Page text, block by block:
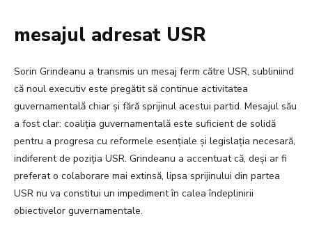
mesajul adresat USR
Sorin Grindeanu a transmis un mesaj ferm către USR, subliniind
că noul executiv este pregătit să continue activitatea
guvernamentală chiar și fără sprijinul acestui partid. Mesajul său
a fost clar: coaliția guvernamentală este suficient de solidă
pentru a progresa cu reformele esențiale și legislația necesară,
indiferent de poziția USR. Grindeanu a accentuat că, deși ar fi
preferat o colaborare mai extinsă, lipsa sprijinului din partea
USR nu va constitui un impediment în calea îndeplinirii
obiectivelor guvernamentale.